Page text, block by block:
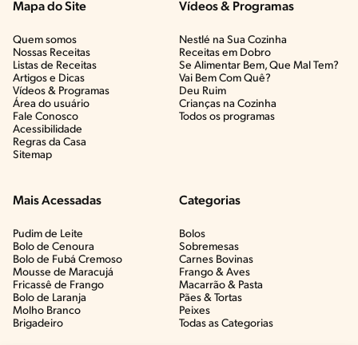
Mapa do Site
Quem somos
Nossas Receitas
Listas de Receitas​
Artigos e Dicas​
Vídeos & Programas​
Área do usuário
Fale Conosco
Acessibilidade
Regras da Casa
Sitemap
Vídeos & Programas​
Nestlé na Sua Cozinha
Receitas em Dobro
Se Alimentar Bem, Que Mal Tem?​
Vai Bem Com Quê?​
Deu Ruim​
Crianças na Cozinha​
Todos os programas
Mais Acessadas
Pudim de Leite
Bolo de Cenoura
Bolo de Fubá Cremoso
Mousse de Maracujá
Fricassê de Frango
Bolo de Laranja
Molho Branco
Brigadeiro
Categorias
Bolos
Sobremesas
Carnes Bovinas​
Frango & Aves​
Macarrão & Pasta​
Pães & Tortas​
Peixes
Todas as Categorias